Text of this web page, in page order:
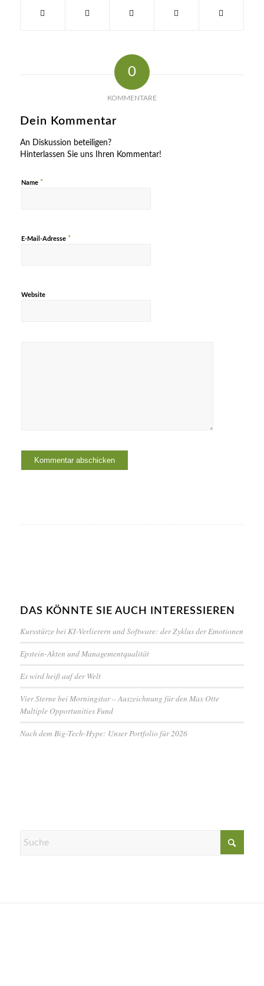
0
KOMMENTARE
Dein Kommentar
An Diskussion beteiligen?
Hinterlassen Sie uns Ihren Kommentar!
Name *
E-Mail-Adresse *
Website
DAS KÖNNTE SIE AUCH INTERESSIEREN
Kursstürze bei KI-Verlierern und Software: der Zyklus der Emotionen
Epstein-Akten und Managementqualität
Es wird heiß auf der Welt
Vier Sterne bei Morningstar – Auszeichnung für den Max Otte
Multiple Opportunities Fund
Nach dem Big-Tech-Hype: Unser Portfolio für 2026